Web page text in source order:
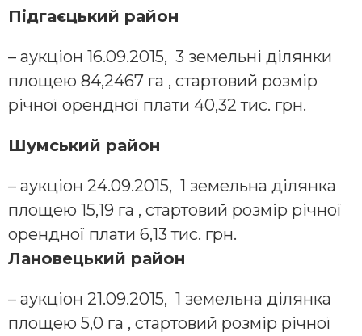
Підгаєцький район
– аукціон 16.09.2015, 3 земельні ділянки
площею 84,2467 га , стартовий розмір
річної орендної плати 40,32 тис. грн.
Шумський район
– аукціон 24.09.2015, 1 земельна ділянка
площею 15,19 га , стартовий розмір річної
орендної плати 6,13 тис. грн.
Лановецький район
– аукціон 21.09.2015, 1 земельна ділянка
площею 5,0 га , стартовий розмір річної